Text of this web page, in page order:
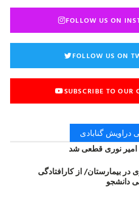
FOLLOW US ON
FOLLOW US ON
SUBSCRIBE TO OUR
دراویش گنابادی
نوری قطعی شد
در بیمارستان/ از کارافتادگی